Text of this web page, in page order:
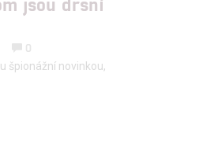
0
špionážní novinkou,
dáváte nám i našim
a zjišťování podvodů a